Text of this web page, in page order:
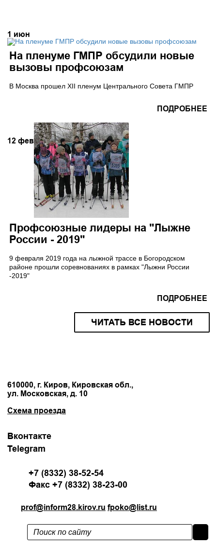
1 июн
На пленуме ГМПР обсудили новые
вызовы профсоюзам
В Москва прошел XII пленум Центрального Совета ГМПР
ПОДРОБНЕЕ
12 фев
Профсоюзные лидеры на "Лыжне
России - 2019"
9 февраля 2019 года на лыжной трассе в Богородском
районе прошли соревнованиях в рамках "Лыжни России
-2019"
ПОДРОБНЕЕ
ЧИТАТЬ ВСЕ НОВОСТИ
610000, г. Киров, Кировская обл.,
ул. Московская, д. 10
Схема проезда
Вконтакте
Telegram
+7 (8332) 38-52-54
Факс +7 (8332) 38-23-00
prof@inform28.kirov.ru fpoko@list.ru